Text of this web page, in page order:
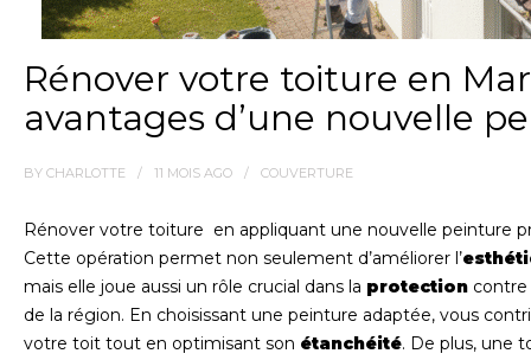
Rénover votre toiture en
avantages d’une nouvelle
BY CHARLOTTE 11 MOIS AGO COUVERTURE
Rénover votre toiture en appliquant une nouvelle peinture
Cette opération permet non seulement d’améliorer l’
mais elle joue aussi un rôle crucial dans la protection contre
de la région. En choisissant une peinture adaptée, vous
votre toit tout en optimisant son étanchéité. De plus, une